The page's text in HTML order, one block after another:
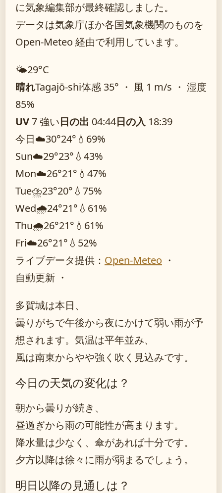
に気象編集部が最終確認しました。
データは気象庁ほか各国気象機関のものを
Open-Meteo 経由で利用しています。
🌤️29°C
晴れTagajō-shi体感 35° ・ 風 1 m/s ・ 湿度
85%
UV7 強い日の出 04:44日の入 18:39
今日☁️30°24° 💧69%
Sun☁️29°23° 💧43%
Mon☁️26°21° 💧47%
Tue⛈️23°20° 💧75%
Wed🌧️24°21° 💧61%
Thu🌧️26°21° 💧61%
Fri☁️26°21° 💧52%
ライブデータ提供： Open-Meteo ・
自動更新 ・
多賀城は本日、
曇りがちで午後から夜にかけて弱い雨が予
想されます。気温は平年並み、
風は南東からやや強く吹く見込みです。
今日の天気の変化は？
朝から曇りが続き、
昼過ぎから雨の可能性が高まります。
降水量は少なく、傘があれば十分です。
夕方以降は徐々に雨が弱まるでしょう。
明日以降の見通しは？